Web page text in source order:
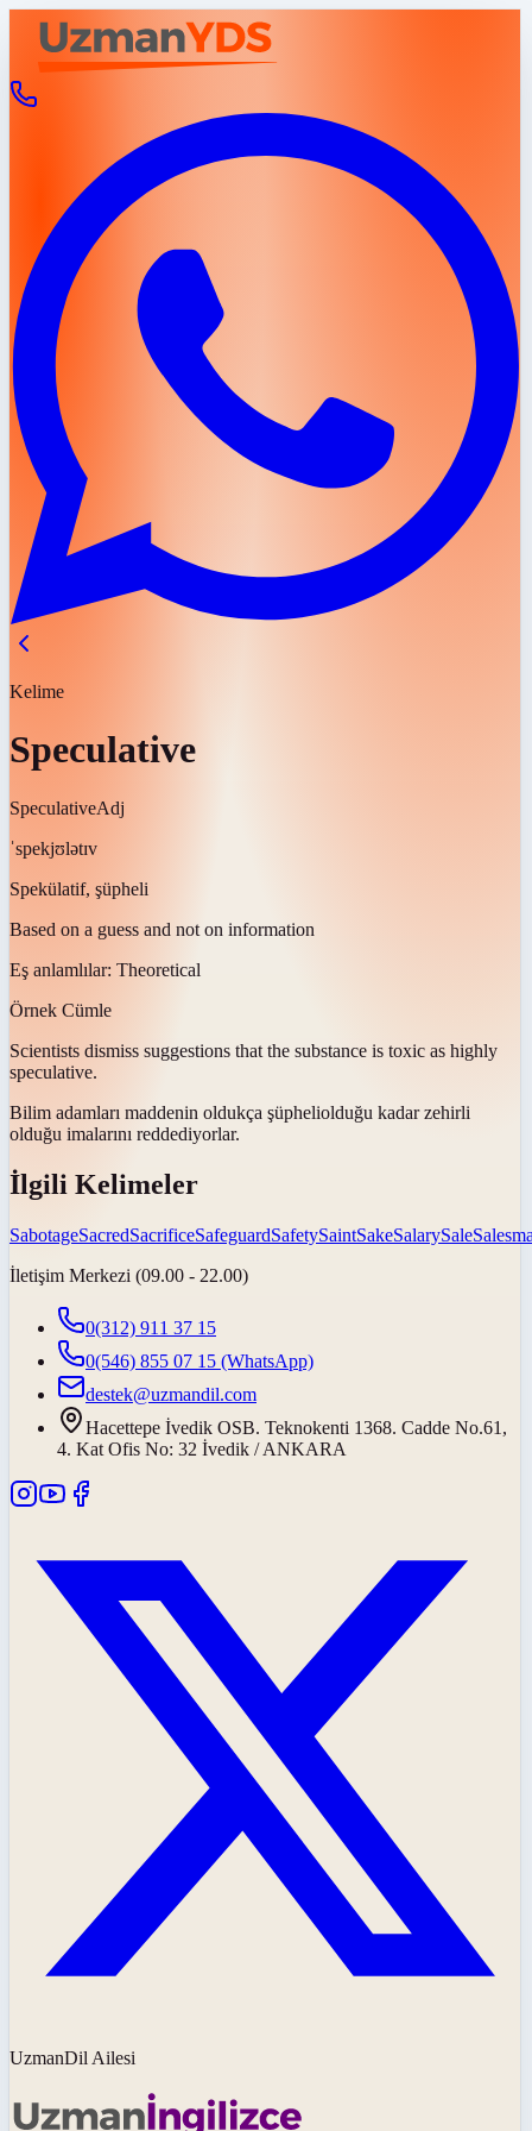
Kelime
Speculative
SpeculativeAdj
ˈspekjʊlətɪv
Spekülatif, şüpheli
Based on a guess and not on information
Eş anlamlılar: Theoretical
Örnek Cümle
Scientists dismiss suggestions that the substance is toxic as highly
speculative.
Bilim adamları maddenin oldukça şüpheliolduğu kadar zehirli
olduğu imalarını reddediyorlar.
İlgili Kelimeler
SabotageSacredSacrificeSafeguardSafetySaintSakeSalarySale
İletişim Merkezi (09.00 - 22.00)
0(312) 911 37 15
0(546) 855 07 15 (WhatsApp)
destek@uzmandil.com
Hacettepe İvedik OSB. Teknokenti 1368. Cadde No.61,
4. Kat Ofis No: 32 İvedik / ANKARA
UzmanDil Ailesi